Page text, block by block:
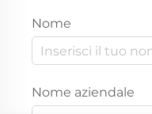
Nome
Nome aziendale